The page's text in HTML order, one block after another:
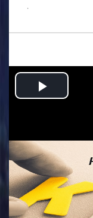
.
Play